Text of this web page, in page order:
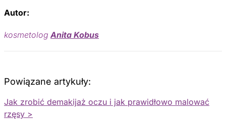
Autor:
kosmetolog Anita Kobus
Powiązane artykuły:
Jak zrobić demakijaż oczu i jak prawidłowo malować
rzęsy >